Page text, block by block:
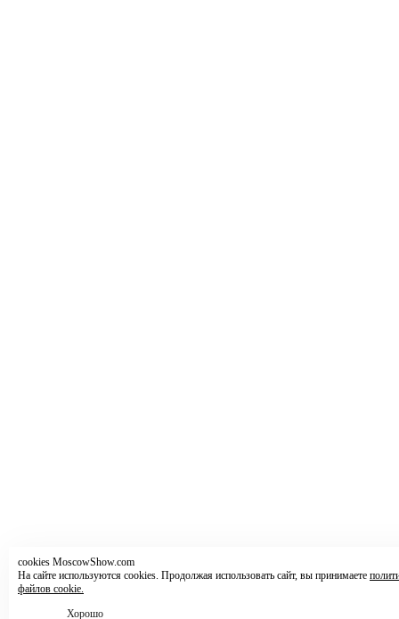
cookies MoscowShow.com
На сайте используются cookies. Продолжая использовать сайт, вы принимаете
файлов cookie.
Хорошо